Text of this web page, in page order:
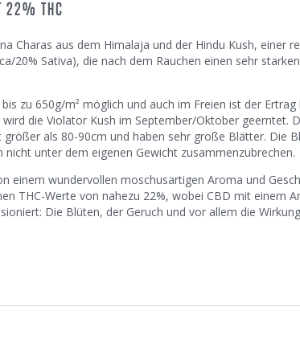
22% THC
Charas aus dem Himalaja und der Hindu Kush, einer
20% Sativa), die nach dem Rauchen einen sehr
zu 650g/m² möglich und auch im Freien ist der Ertrag
die Violator Kush im September/Oktober geerntet.
als 80-90cm und haben sehr große Blätter. Die
unter dem eigenen Gewicht zusammenzubrechen.
einem wundervollen moschusartigen Aroma und
THC-Werte von nahezu 22%, wobei CBD mit einem
Die Blüten, der Geruch und vor allem die